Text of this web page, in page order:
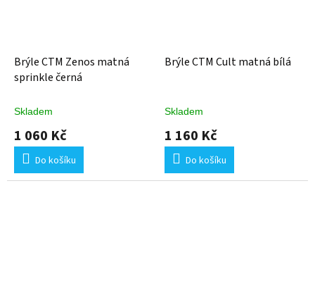
Brýle CTM Zenos matná
sprinkle černá
Skladem
1 060 Kč
Do košíku
Brýle CTM Cult matná bílá
Skladem
1 160 Kč
Do košíku